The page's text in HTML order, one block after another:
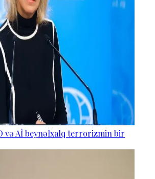
və Aİ beynəlxalq terrorizmin bir